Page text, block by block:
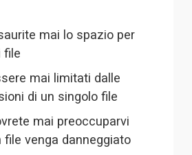
mai lo spazio per
file
mai limitati dalle
di un singolo file
mai preoccuparvi
file venga danneggiato